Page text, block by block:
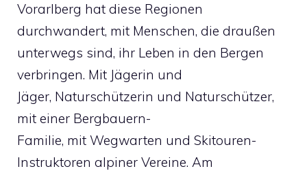
Vorarlberg hat diese Regionen
durchwandert, mit Menschen, die draußen
unterwegs sind, ihr Leben in den Bergen
verbringen. Mit Jägerin und
Jäger, Naturschützerin und Naturschützer,
mit einer Bergbauern-
Familie, mit Wegwarten und Skitouren-
Instruktoren alpiner Vereine. Am